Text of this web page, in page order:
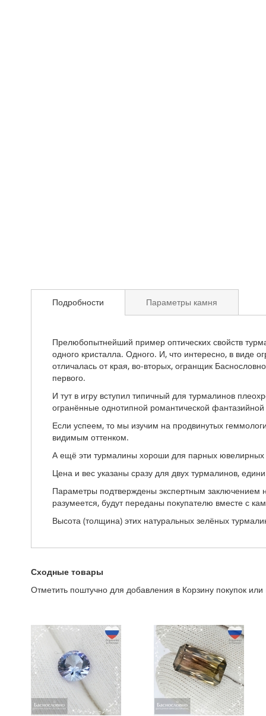
Подробности
Прелюбопытнейший пример оптических свойств
одного кристалла. Одного. И, что интересно, в виде
отличалась от края, во-вторых, огранщик
первого.
И тут в игру вступил типичный для турмалинов
огранённые однотипной романтической
Если успеем, то мы изучим на продвинутых
видимым оттенком.
А ещё эти турмалины хороши для парных ювелирных
Цена и вес указаны сразу для двух турмалинов,
Параметры подтверждены экспертным заключением
разумеется, будут переданы покупателю вместе с
Высота (толщина) этих натуральных зелёных
Параметры камня
Сходные товары
Отметить поштучно для добавления в Корзину покупок или